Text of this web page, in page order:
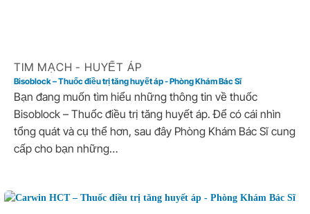
TIM MẠCH - HUYẾT ÁP
Bisoblock – Thuốc điều trị tăng huyết áp - Phòng Khám Bác Sĩ
Bạn đang muốn tìm hiểu những thông tin về thuốc
Bisoblock – Thuốc điều trị tăng huyết áp. Để có cái nhìn
tổng quát và cụ thể hơn, sau đây Phòng Khám Bác Sĩ cung
cấp cho bạn những…